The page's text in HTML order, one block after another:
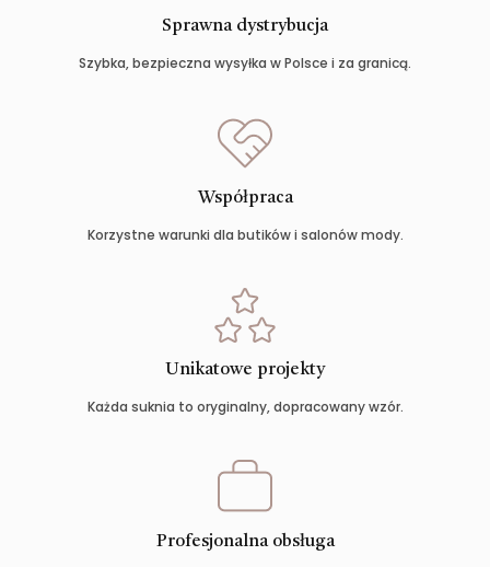
Sprawna dystrybucja
Szybka, bezpieczna wysyłka w Polsce i za granicą.
Współpraca
Korzystne warunki dla butików i salonów mody.
Unikatowe projekty
Każda suknia to oryginalny, dopracowany wzór.
Profesjonalna obsługa